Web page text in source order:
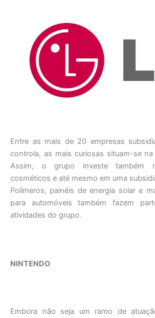
Entre as mais de 20 empresas
controla, as mais curiosas situam-se
Assim, o grupo investe também
cosméticos e até mesmo em uma
Polímeros, painéis de energia solar e
para automóveis também fazem
atividades do grupo.
NINTENDO
Embora não seja um ramo de